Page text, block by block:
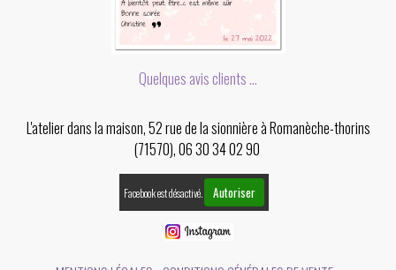
Quelques avis clients ...
L'atelier dans la maison, 52 rue de la sionnière à Romanèche-thorins
(71570), 06 30 34 02 90
Facebook est désactivé. Autoriser